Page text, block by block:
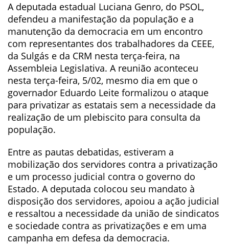
A deputada estadual Luciana Genro, do PSOL,
defendeu a manifestação da população e a
manutenção da democracia em um encontro
com representantes dos trabalhadores da CEEE,
da Sulgás e da CRM nesta terça-feira, na
Assembleia Legislativa. A reunião aconteceu
nesta terça-feira, 5/02, mesmo dia em que o
governador Eduardo Leite formalizou o ataque
para privatizar as estatais sem a necessidade da
realização de um plebiscito para consulta da
população.
Entre as pautas debatidas, estiveram a
mobilização dos servidores contra a privatização
e um processo judicial contra o governo do
Estado. A deputada colocou seu mandato à
disposição dos servidores, apoiou a ação judicial
e ressaltou a necessidade da união de sindicatos
e sociedade contra as privatizações e em uma
campanha em defesa da democracia.